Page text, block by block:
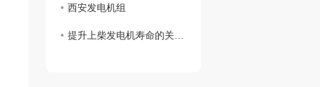
西安发电机组
提升上柴发电机寿命的关键维护技巧